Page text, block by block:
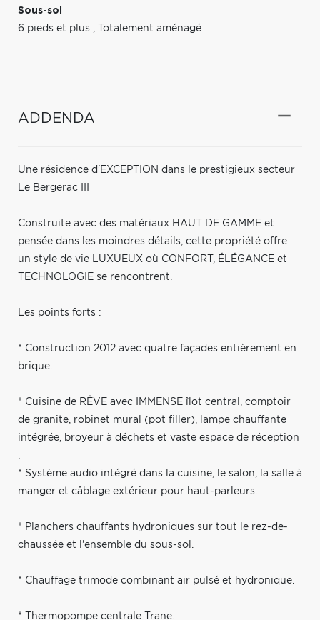
Sous-sol
6 pieds et plus , Totalement aménagé
ADDENDA
Une résidence d'EXCEPTION dans le prestigieux secteur
Le Bergerac III
Construite avec des matériaux HAUT DE GAMME et
pensée dans les moindres détails, cette propriété offre
un style de vie LUXUEUX où CONFORT, ÉLÉGANCE et
TECHNOLOGIE se rencontrent.
Les points forts :
* Construction 2012 avec quatre façades entièrement en
brique.
* Cuisine de RÊVE avec IMMENSE îlot central, comptoir
de granite, robinet mural (pot filler), lampe chauffante
intégrée, broyeur à déchets et vaste espace de réception
.
* Système audio intégré dans la cuisine, le salon, la salle à
manger et câblage extérieur pour haut-parleurs.
* Planchers chauffants hydroniques sur tout le rez-de-
chaussée et l'ensemble du sous-sol.
* Chauffage trimode combinant air pulsé et hydronique.
* Thermopompe centrale Trane.